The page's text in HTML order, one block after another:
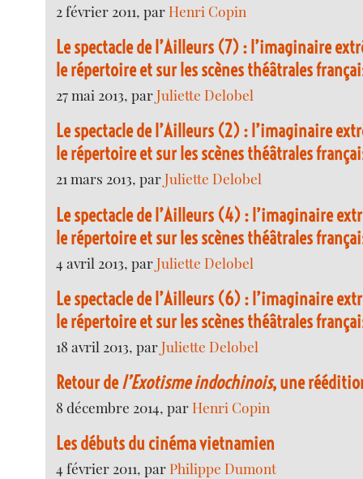
2 février 2011, parHenri Copin
Le spectacle de l’Ailleurs (7) : l’imaginaire
le répertoire et sur les scènes théâtrales
27 mai 2013, parJuliette Delobel
Le spectacle de l’Ailleurs (2) : l’imaginaire
le répertoire et sur les scènes théâtrales
21 mars 2013, parJuliette Delobel
Le spectacle de l’Ailleurs (4) : l’imaginaire
le répertoire et sur les scènes théâtrales
4 avril 2013, parJuliette Delobel
Le spectacle de l’Ailleurs (6) : l’imaginaire
le répertoire et sur les scènes théâtrales
18 avril 2013, parJuliette Delobel
Retour del’Exotisme indochinois, une
8 décembre 2014, parHenri Copin
Les débuts du cinéma vietnamien
4 février 2011, par Philippe Dumont